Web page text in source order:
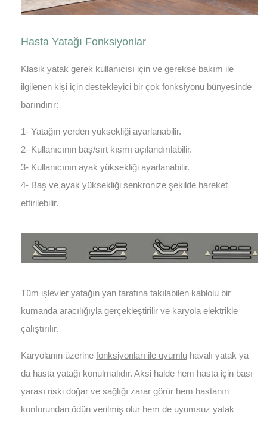
Hasta Yatağı Fonksiyonlar
Klasik yatak gerek kullanıcısı için ve gerekse bakım ile
ilgilenen kişi için destekleyici bir çok fonksiyonu bünyesinde
barındırır:
1- Yatağın yerden yüksekliği ayarlanabilir.
2- Kullanıcının baş/sırt kısmı açılandırılabilir.
3- Kullanıcının ayak yüksekliği ayarlanabilir.
4- Baş ve ayak yüksekliği senkronize şekilde hareket
ettirilebilir.
Tüm işlevler yatağın yan tarafına takılabilen kablolu bir
kumanda aracılığıyla gerçekleştirilir ve karyola elektrikle
çalıştırılır.
Karyolanın üzerine fonksiyonları ile uyumlu havalı yatak ya
da hasta yatağı konulmalıdır. Aksi halde hem hasta için bası
yarası riski doğar ve sağlığı zarar görür hem hastanın
konforundan ödün verilmiş olur hem de uyumsuz yatak